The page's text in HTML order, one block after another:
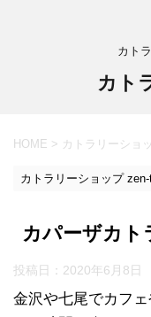
カト
カト
HOME > カトラリーショ
カトラリーショップ
カパーザカト
投稿日： 2020年6月8日
金沢や七尾でカフ